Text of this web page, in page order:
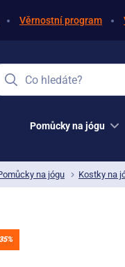
Věrnostní program
Co hledáte?
Pomůcky na jógu
na jógu Kostky na